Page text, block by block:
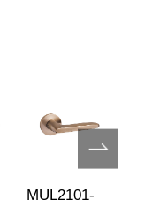
MUL2101-